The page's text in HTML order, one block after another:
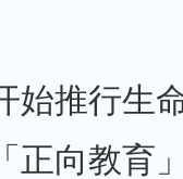
始推行生
正向教育